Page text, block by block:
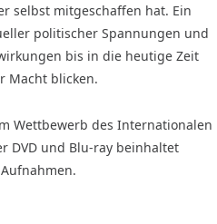
selbst mitgeschaffen hat. Ein
politischer Spannungen und
bis in die heutige Zeit
Macht blicken.
Wettbewerb des Internationalen
DVD und Blu-ray beinhaltet